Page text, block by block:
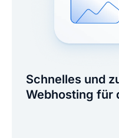
Schnelles und
Webhosting für